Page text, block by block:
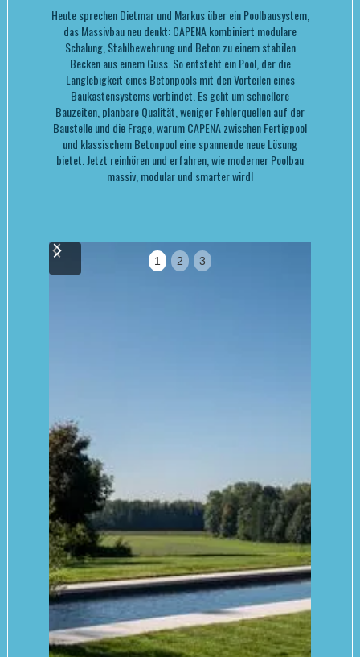
Heute sprechen Dietmar und Markus über ein Poolbausystem,
das Massivbau neu denkt: CAPENA kombiniert modulare
Schalung, Stahlbewehrung und Beton zu einem stabilen
Becken aus einem Guss. So entsteht ein Pool, der die
Langlebigkeit eines Betonpools mit den Vorteilen eines
Baukastensystems verbindet. Es geht um schnellere
Bauzeiten, planbare Qualität, weniger Fehlerquellen auf der
Baustelle und die Frage, warum CAPENA zwischen Fertigpool
und klassischem Betonpool eine spannende neue Lösung
bietet. Jetzt reinhören und erfahren, wie moderner Poolbau
massiv, modular und smarter wird!
1 2 3